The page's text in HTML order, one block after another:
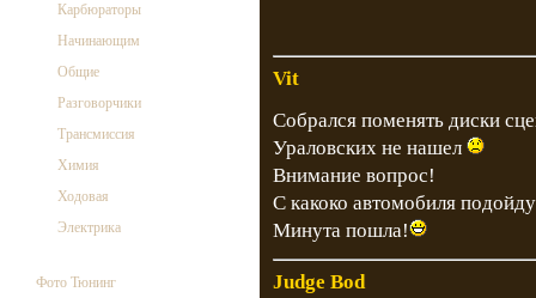
Карбюраторы
Начинающим
Общие
Разговорчики
Трансмиссия
Химия
Ходовая
Электрика
Фото Тюнинг
Vit
Собрался поменять диски
Ураловских не нашел
Внимание вопрос!
С какоко автомобиля
Минута пошла!
Judge Bod